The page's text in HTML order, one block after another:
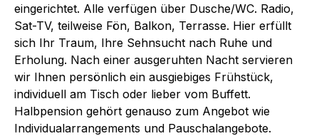
eingerichtet. Alle verfügen über Dusche/WC. Radio,
Sat-TV, teilweise Fön, Balkon, Terrasse. Hier erfüllt
sich Ihr Traum, Ihre Sehnsucht nach Ruhe und
Erholung. Nach einer ausgeruhten Nacht servieren
wir Ihnen persönlich ein ausgiebiges Frühstück,
individuell am Tisch oder lieber vom Buffett.
Halbpension gehört genauso zum Angebot wie
Individualarrangements und Pauschalangebote.